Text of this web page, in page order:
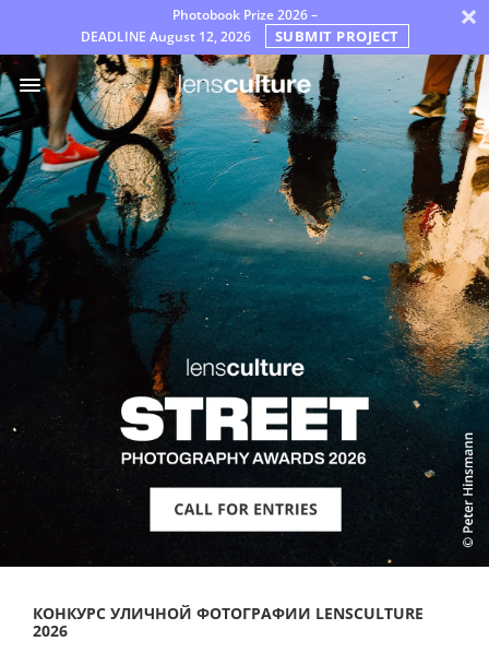
Photobook Prize 2026 –
DEADLINE August 12, 2026 SUBMIT PROJECT ×
Премии
Жюри
Часто
задаваемые
вопросы
Правила
Русский
КОНКУРС УЛИЧНОЙ ФОТОГРАФИИ LENSCULTURE
2026